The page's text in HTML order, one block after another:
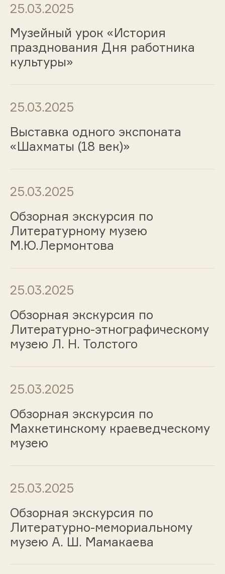
25.03.2025
Музейный урок «История
празднования Дня работника
культуры»
25.03.2025
Выставка одного экспоната
«Шахматы (18 век)»
25.03.2025
Обзорная экскурсия по
Литературному музею
М.Ю.Лермонтова
25.03.2025
Обзорная экскурсия по
Литературно-этнографическому
музею Л. Н. Толстого
25.03.2025
Обзорная экскурсия по
Махкетинскому краеведческому
музею
25.03.2025
Обзорная экскурсия по
Литературно-мемориальному
музею А. Ш. Мамакаева